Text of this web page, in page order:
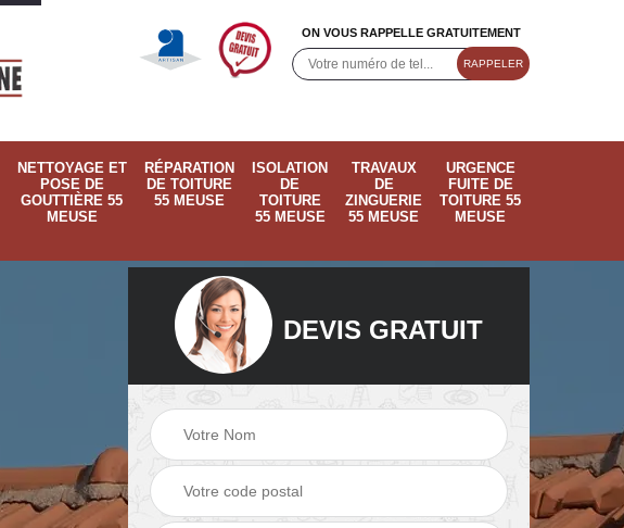
ON VOUS RAPPELLE GRATUITEMENT
NETTOYAGE ET
POSE DE
GOUTTIÈRE 55
MEUSE
RÉPARATION
DE TOITURE
55 MEUSE
ISOLATION
DE
TOITURE
55 MEUSE
TRAVAUX
DE
ZINGUERIE
55 MEUSE
URGENCE
FUITE DE
TOITURE 55
MEUSE
Nettoyage et pose
de gouttière 55
Meuse
Meuse
Ramonage de
cheminée 55
DEVIS GRATUIT